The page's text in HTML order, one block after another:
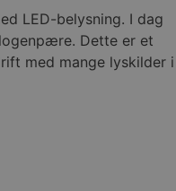
LED-belysning. I dag
Dette er et
med mange lyskilder i